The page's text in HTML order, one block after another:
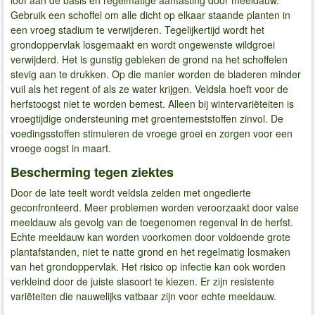
Gebruik een schoffel om alle dicht op elkaar staande planten in
een vroeg stadium te verwijderen. Tegelijkertijd wordt het
grondoppervlak losgemaakt en wordt ongewenste wildgroei
verwijderd. Het is gunstig gebleken de grond na het schoffelen
stevig aan te drukken. Op die manier worden de bladeren minder
vuil als het regent of als ze water krijgen. Veldsla hoeft voor de
herfstoogst niet te worden bemest. Alleen bij wintervariëteiten is
vroegtijdige ondersteuning met groentemeststoffen zinvol. De
voedingsstoffen stimuleren de vroege groei en zorgen voor een
vroege oogst in maart.
Bescherming tegen ziektes
Door de late teelt wordt veldsla zelden met ongedierte
geconfronteerd. Meer problemen worden veroorzaakt door valse
meeldauw als gevolg van de toegenomen regenval in de herfst.
Echte meeldauw kan worden voorkomen door voldoende grote
plantafstanden, niet te natte grond en het regelmatig losmaken
van het grondoppervlak. Het risico op infectie kan ook worden
verkleind door de juiste slasoort te kiezen. Er zijn resistente
variëteiten die nauwelijks vatbaar zijn voor echte meeldauw.